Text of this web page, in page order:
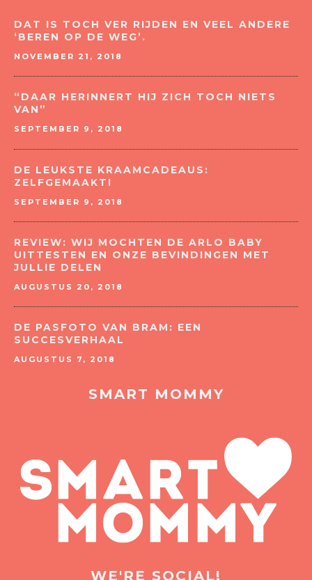
DAT IS TOCH VER RIJDEN EN VEEL ANDERE
‘BEREN OP DE WEG’.
NOVEMBER 21, 2018
“DAAR HERINNERT HIJ ZICH TOCH NIETS
VAN”
SEPTEMBER 9, 2018
DE LEUKSTE KRAAMCADEAUS:
ZELFGEMAAKT!
SEPTEMBER 9, 2018
REVIEW: WIJ MOCHTEN DE ARLO BABY
UITTESTEN EN ONZE BEVINDINGEN MET
JULLIE DELEN
AUGUSTUS 20, 2018
DE PASFOTO VAN BRAM: EEN
SUCCESVERHAAL
AUGUSTUS 7, 2018
SMART MOMMY
WE'RE SOCIAL!